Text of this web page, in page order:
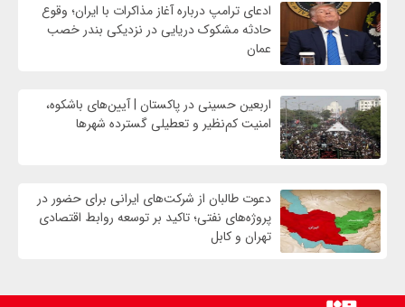
ادعای ترامپ درباره آغاز مذاکرات با ایران؛ وقوع
حادثه مشکوک دریایی در نزدیکی بندر خصب
عمان
اربعین حسینی در پاکستان | آیین‌های باشکوه،
امنیت کم‌نظیر و تعطیلی گسترده شهرها
دعوت طالبان از شرکت‌های ایرانی برای حضور در
پروژه‌های نفتی؛ تاکید بر توسعه روابط اقتصادی
تهران و کابل